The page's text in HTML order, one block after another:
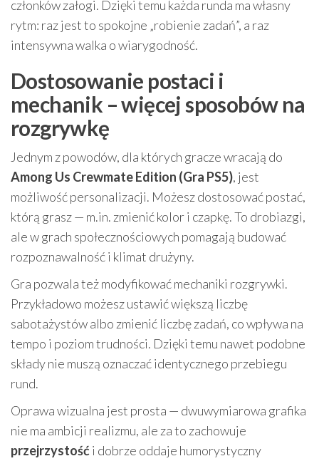
członków załogi. Dzięki temu każda runda ma własny
rytm: raz jest to spokojne „robienie zadań”, a raz
intensywna walka o wiarygodność.
Dostosowanie postaci i
mechanik – więcej sposobów na
rozgrywkę
Jednym z powodów, dla których gracze wracają do
Among Us Crewmate Edition (Gra PS5), jest
możliwość personalizacji. Możesz dostosować postać,
którą grasz — m.in. zmienić kolor i czapkę. To drobiazgi,
ale w grach społecznościowych pomagają budować
rozpoznawalność i klimat drużyny.
Gra pozwala też modyfikować mechaniki rozgrywki.
Przykładowo możesz ustawić większą liczbę
sabotażystów albo zmienić liczbę zadań, co wpływa na
tempo i poziom trudności. Dzięki temu nawet podobne
składy nie muszą oznaczać identycznego przebiegu
rund.
Oprawa wizualna jest prosta — dwuwymiarowa grafika
nie ma ambicji realizmu, ale za to zachowuje
przejrzystośći dobrze oddaje humorystyczny